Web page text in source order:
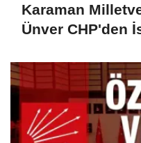
Karaman
Ünver CHP'den